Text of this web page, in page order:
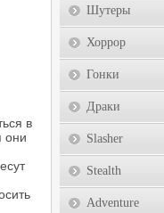
в
они
Шутеры
Хоррор
Гонки
Драки
Slasher
Stealth
Adventure